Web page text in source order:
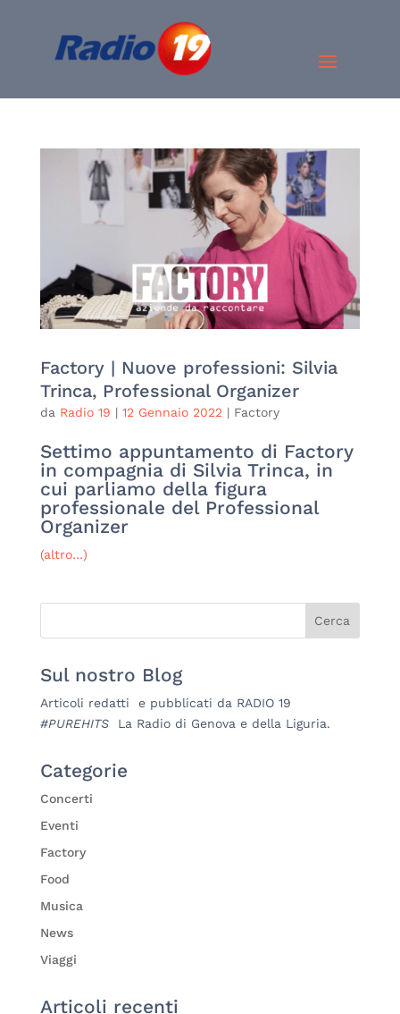
Factory | Nuove professioni: Silvia
Trinca, Professional Organizer
da Radio 19 | 12 Gennaio 2022 | Factory
Settimo appuntamento di Factory
in compagnia di Silvia Trinca, in
cui parliamo della figura
professionale del Professional
Organizer
(altro…)
Sul nostro Blog
Articoli redatti e pubblicati da RADIO 19
#PUREHITS La Radio di Genova e della Liguria.
Categorie
Concerti
Eventi
Factory
Food
Musica
News
Viaggi
Articoli recenti